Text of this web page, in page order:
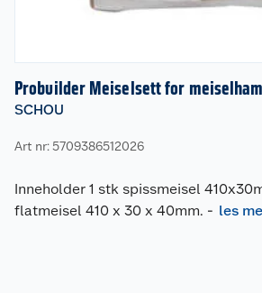
Probuilder Meiselsett for
SCHOU
Art nr: 5709386512026
Inneholder 1 stk spissmeisel
flatmeisel 410 x 30 x 40mm. - les